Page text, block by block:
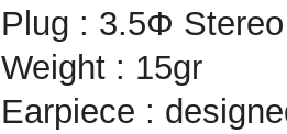
Plug : 3.5Φ
Weight : 15gr
Earpiece :